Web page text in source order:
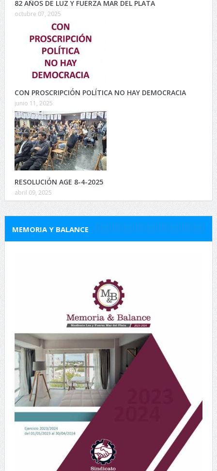
82 AÑOS DE LUZ Y FUERZA MAR DEL PLATA
octubre 07, 2025
CON PROSCRIPCIÓN POLÍTICA NO HAY DEMOCRACIA
junio 11, 2025
RESOLUCIÓN AGE 8-4-2025
abril 09, 2025
MEMORIA Y BALANCE